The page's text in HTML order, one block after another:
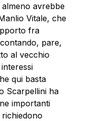
almeno avrebbe
Vitale, che
fra
pare,
al vecchio
qui basta
Scarpellini ha
importanti